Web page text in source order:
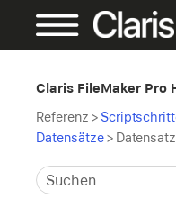
Claris FileMaker Pro
Referenz >
Datensätze>